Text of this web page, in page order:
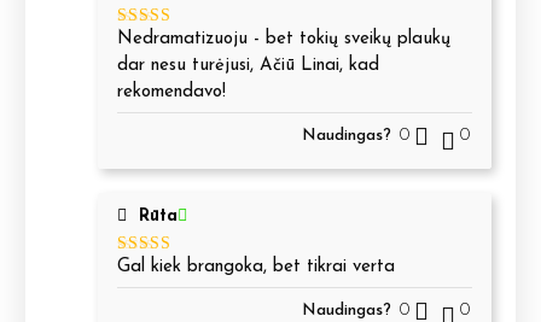
Įvertinimas:
5iš 5
Nedramatizuoju - bet tokių sveikų plaukų
dar nesu turėjusi, Ačiū Linai, kad
rekomendavo!
Naudingas? 0 0
Rūta
Įvertinimas:
5iš 5
Gal kiek brangoka, bet tikrai verta
Naudingas? 0 0